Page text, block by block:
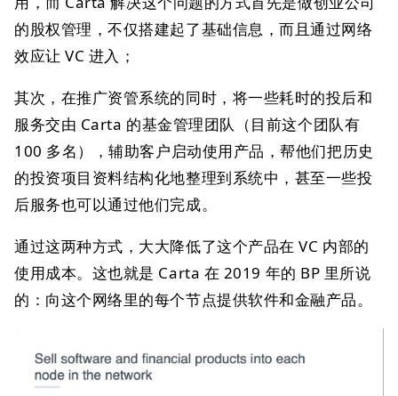
的股权管理，不仅搭建起了基础信息，而且通过网络
效应让 VC 进入；
其次，在推广资管系统的同时，将一些耗时的投后和
服务交由 Carta 的基金管理团队（目前这个团队有
100 多名），辅助客户启动使用产品，帮他们把历史
的投资项目资料结构化地整理到系统中，甚至一些投
后服务也可以通过他们完成。
通过这两种方式，大大降低了这个产品在 VC 内部的
使用成本。这也就是 Carta 在 2019 年的 BP 里所说
的：向这个网络里的每个节点提供软件和金融产品。